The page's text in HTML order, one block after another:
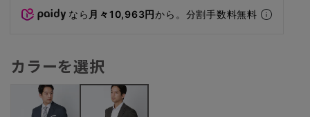
なら 月々10,963円から。分割手数料無料
カラーを選択